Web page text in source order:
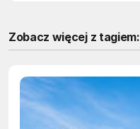
Zobacz więcej z tagiem: